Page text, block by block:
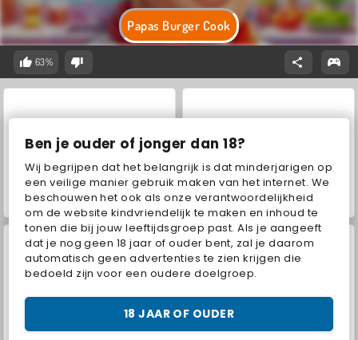
Ben je ouder of jonger dan 18?
Wij begrijpen dat het belangrijk is dat minderjarigen op
een veilige manier gebruik maken van het internet. We
beschouwen het ook als onze verantwoordelijkheid
om de website kindvriendelijk te maken en inhoud te
tonen die bij jouw leeftijdsgroep past. Als je aangeeft
dat je nog geen 18 jaar of ouder bent, zal je daarom
automatisch geen advertenties te zien krijgen die
bedoeld zijn voor een oudere doelgroep.
18 JAAR OF OUDER
Papas Burger Cook
63%
Hidden Object: Street of Secrets VegaMix Da Vinci Puzzles